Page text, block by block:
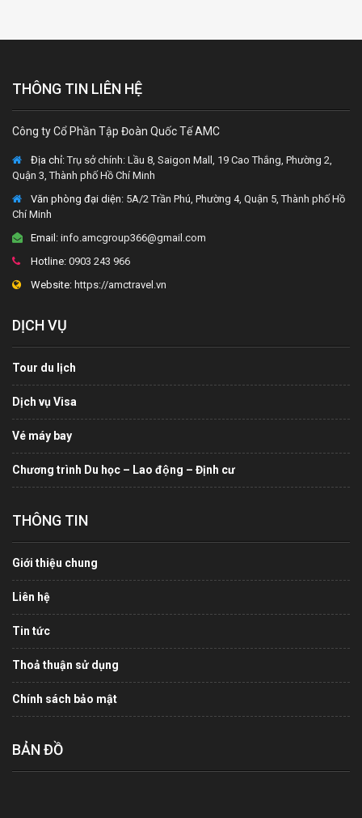
THÔNG TIN LIÊN HỆ
Công ty Cổ Phần Tập Đoàn Quốc Tế AMC
Địa chỉ:Trụ sở chính: Lầu 8, Saigon Mall, 19 Cao Thắng, Phường 2,
Quận 3, Thành phố Hồ Chí Minh
Văn phòng đại diện: 5A/2 Trần Phú, Phường 4, Quận 5, Thành phố Hồ
Chí Minh
Email: info.amcgroup366@gmail.com
Hotline: 0903 243 966
Website: https://amctravel.vn
DỊCH VỤ
Tour du lịch
Dịch vụ Visa
Vé máy bay
Chương trình Du học – Lao động – Định cư
THÔNG TIN
Giới thiệu chung
Liên hệ
Tin tức
Thoả thuận sử dụng
Chính sách bảo mật
BẢN ĐỒ